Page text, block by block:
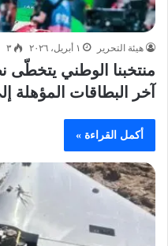
هيئة التحرير ١ أبريل، ٢٠٢٦ ٣
آخر البطاقات المؤهلة إلى
أكمل القراءة »